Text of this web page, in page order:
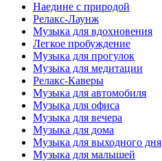
Наедине с природой
Релакс-Лаунж
Музыка для вдохновения
Легкое пробуждение
Музыка для прогулок
Музыка для медитации
Релакс-Каверы
Музыка для автомобиля
Музыка для офиса
Музыка для вечера
Музыка для дома
Музыка для выходного дня
Музыка для малышей